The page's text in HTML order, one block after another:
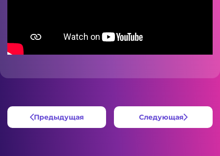
Предыдущая Следующая